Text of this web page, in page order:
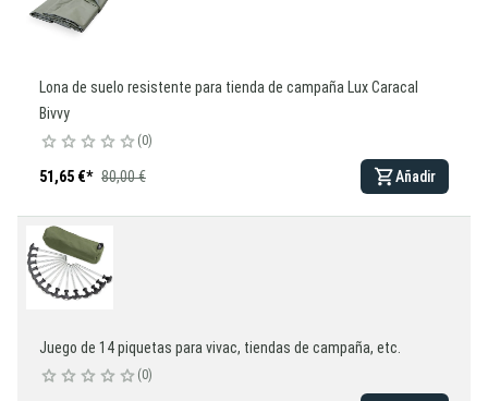
Lona de suelo resistente para tienda de campaña Lux Caracal
Bivvy
0
51,65 €* 80,00 € Añadir
Juego de 14 piquetas para vivac, tiendas de campaña, etc.
0